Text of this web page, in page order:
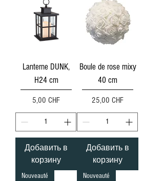
Lanterne DUNK,
H24 cm
Цена
5,00 CHF
Добавить в
корзину
Boule de rose mixy
40 cm
Цена
25,00 CHF
Добавить в
корзину
Nouveauté Nouveauté